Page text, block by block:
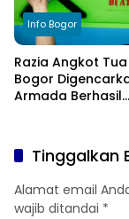
Info Bogor
Razia Angkot
Bogor
Armada Berhasil
Tinggalkan
Alamat email
wajib ditandai *